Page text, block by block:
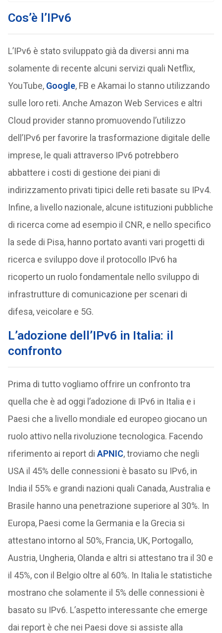
Cos’è l’IPv6
L’IPv6 è stato sviluppato già da diversi anni ma
solamente di recente alcuni servizi quali Netflix,
YouTube, Google, FB e Akamai lo stanno utilizzando
sulle loro reti. Anche Amazon Web Services e altri
Cloud provider stanno promuovendo l’utilizzo
dell’IPv6 per favorire la trasformazione digitale delle
imprese, le quali attraverso IPv6 potrebbero
abbattere i costi di gestione dei piani di
indirizzamento privati tipici delle reti basate su IPv4.
Infine, a livello nazionale, alcune istituzioni pubbliche
di ricerca come ad esempio il CNR, e nello specifico
la sede di Pisa, hanno portato avanti vari progetti di
ricerca e sviluppo dove il protocollo IPv6 ha
ricoperto un ruolo fondamentale nello sviluppo di
infrastrutture di comunicazione per scenari di
difesa, veicolare e 5G.
L’adozione dell’IPv6 in Italia: il
confronto
Prima di tutto vogliamo offrire un confronto tra
quella che è ad oggi l’adozione di IPv6 in Italia e i
Paesi che a livello mondiale ed europeo giocano un
ruolo attivo nella rivoluzione tecnologica. Facendo
riferimento ai report di APNIC, troviamo che negli
USA il 45% delle connessioni è basato su IPv6, in
India il 55% e grandi nazioni quali Canada, Australia e
Brasile hanno una penetrazione superiore al 30%. In
Europa, Paesi come la Germania e la Grecia si
attestano intorno al 50%, Francia, UK, Portogallo,
Austria, Ungheria, Olanda e altri si attestano tra il 30 e
il 45%, con il Belgio oltre al 60%. In Italia le statistiche
mostrano che solamente il 5% delle connessioni è
basato su IPv6. L’aspetto interessante che emerge
dai report è che nei Paesi dove si assiste alla